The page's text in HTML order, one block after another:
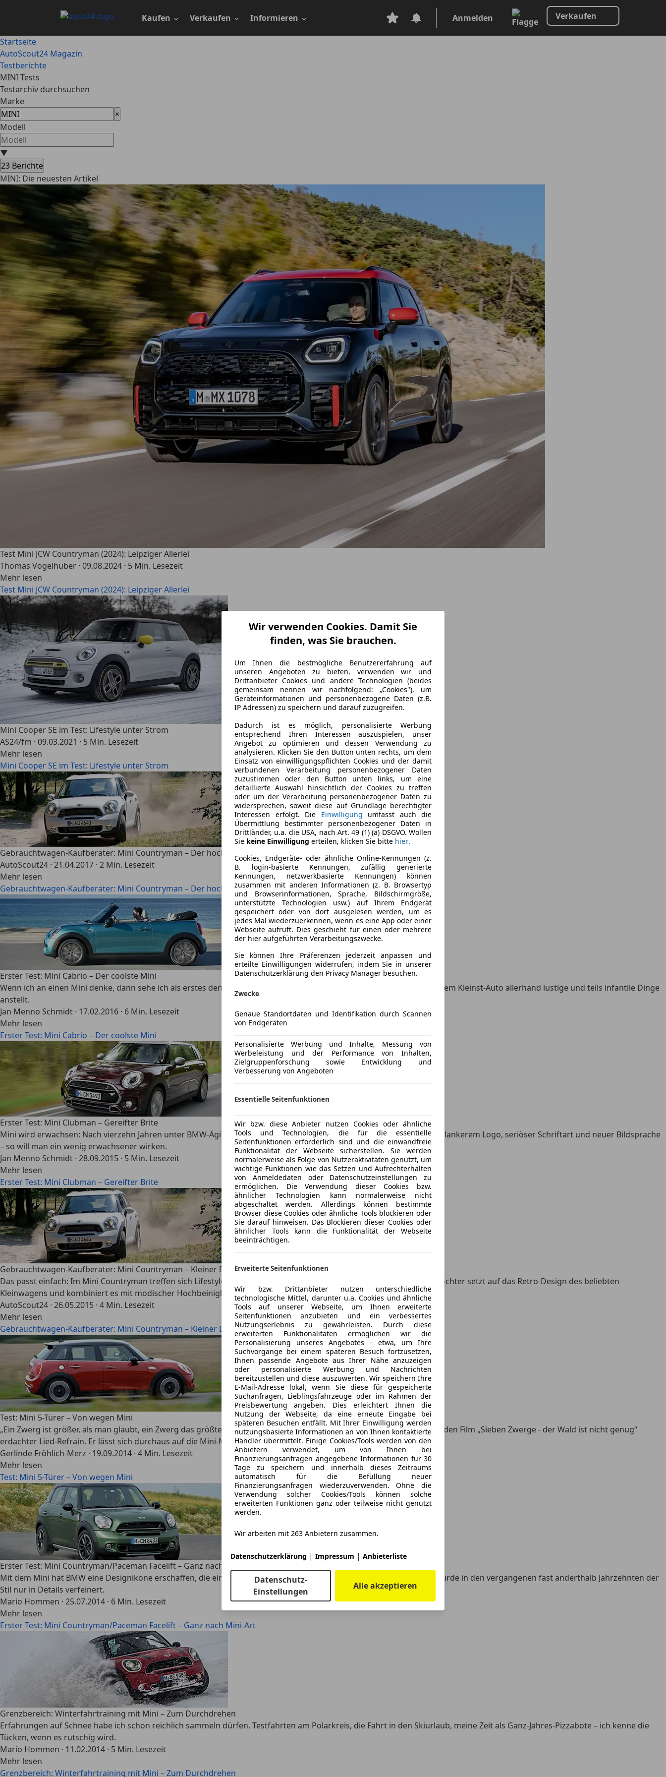
Kaufen Verkaufen Informieren Anmelden Verkaufen
Wir verwenden Cookies. Damit Sie
finden, was Sie brauchen.
Um Ihnen die bestmögliche Benutzererfahrung auf
unseren Angeboten zu bieten, verwenden wir und
Drittanbieter Cookies und andere Technologien (beides
gemeinsam nennen wir nachfolgend: „Cookies"), um
Geräteinformationen und personenbezogene Daten (z.B.
IP Adressen) zu speichern und darauf zuzugreifen.
Dadurch ist es möglich, personalisierte Werbung
entsprechend Ihren Interessen auszuspielen, unser
Angebot zu optimieren und dessen Verwendung zu
analysieren. Klicken Sie den Button unten rechts, um dem
Einsatz von einwilligungspflichten Cookies und der damit
verbundenen Verarbeitung personenbezogener Daten
zuzustimmen oder den Button unten links, um eine
detaillierte Auswahl hinsichtlich der Cookies zu treffen
oder um der Verarbeitung personenbezogener Daten zu
widersprechen, soweit diese auf Grundlage berechtigter
Interessen erfolgt. Die Einwilligung umfasst auch die
Übermittlung bestimmter personenbezogener Daten in
Drittländer, u.a. die USA, nach Art. 49 (1) (a) DSGVO. Wollen
Sie keine Einwilligung erteilen, klicken Sie bitte hier.
Cookies, Endgeräte- oder ähnliche Online-Kennungen (z.
B. login-basierte Kennungen, zufällig generierte
Kennungen, netzwerkbasierte Kennungen) können
zusammen mit anderen Informationen (z. B. Browsertyp
und Browserinformationen, Sprache, Bildschirmgröße,
unterstützte Technologien usw.) auf Ihrem Endgerät
gespeichert oder von dort ausgelesen werden, um es
jedes Mal wiederzuerkennen, wenn es eine App oder einer
Webseite aufruft. Dies geschieht für einen oder mehrere
der hier aufgeführten Verarbeitungszwecke.
Sie können Ihre Präferenzen jederzeit anpassen und
erteilte Einwilligungen widerrufen, indem Sie in unserer
Datenschutzerklärung den Privacy Manager besuchen.
Zwecke
Genaue Standortdaten und Identifikation durch Scannen
von Endgeräten
Personalisierte Werbung und Inhalte, Messung von
Werbeleistung und der Performance von Inhalten,
Zielgruppenforschung sowie Entwicklung und
Verbesserung von Angeboten
Essentielle Seitenfunktionen
Wir bzw. diese Anbieter nutzen Cookies oder ähnliche
Tools und Technologien, die für die essentielle
Seitenfunktionen erforderlich sind und die einwandfreie
Funktionalität der Webseite sicherstellen. Sie werden
normalerweise als Folge von Nutzeraktivitäten genutzt, um
wichtige Funktionen wie das Setzen und Aufrechterhalten
von Anmeldedaten oder Datenschutzeinstellungen zu
ermöglichen. Die Verwendung dieser Cookies bzw.
ähnlicher Technologien kann normalerweise nicht
abgeschaltet werden. Allerdings können bestimmte
Browser diese Cookies oder ähnliche Tools blockieren oder
Sie darauf hinweisen. Das Blockieren dieser Cookies oder
ähnlicher Tools kann die Funktionalität der Webseite
beeinträchtigen.
Erweiterte Seitenfunktionen
Wir bzw. Drittanbieter nutzen unterschiedliche
technologische Mittel, darunter u.a. Cookies und ähnliche
Tools auf unserer Webseite, um Ihnen erweiterte
Seitenfunktionen anzubieten und ein verbessertes
Nutzungserlebnis zu gewährleisten. Durch diese
erweiterten Funktionalitäten ermöglichen wir die
Personalisierung unseres Angebotes - etwa, um Ihre
Suchvorgänge bei einem späteren Besuch fortzusetzen,
Ihnen passende Angebote aus Ihrer Nähe anzuzeigen
oder personalisierte Werbung und Nachrichten
bereitzustellen und diese auszuwerten. Wir speichern Ihre
E-Mail-Adresse lokal, wenn Sie diese für gespeicherte
Suchanfragen, Lieblingsfahrzeuge oder im Rahmen der
Preisbewertung angeben. Dies erleichtert Ihnen die
Nutzung der Webseite, da eine erneute Eingabe bei
späteren Besuchen entfällt. Mit Ihrer Einwilligung werden
nutzungsbasierte Informationen an von Ihnen kontaktierte
Händler übermittelt. Einige Cookies/Tools werden von den
Anbietern verwendet, um von Ihnen bei
Finanzierungsanfragen angegebene Informationen für 30
Tage zu speichern und innerhalb dieses Zeitraums
automatisch für die Befüllung neuer
Finanzierungsanfragen wiederzuverwenden. Ohne die
Verwendung solcher Cookies/Tools können solche
erweiterten Funktionen ganz oder teilweise nicht genutzt
werden.
Wir arbeiten mit 263 Anbietern zusammen.
Datenschutzerklärung | Impressum | Anbieterliste
Datenschutz-
Einstellungen
Alle akzeptieren
Startseite
AutoScout24 Magazin
Testberichte
MINI Tests
Testarchiv durchsuchen
Marke
×
Modell
▼
23 Berichte
MINI: Die neuesten Artikel
Test Mini JCW Countryman (2024): Leipziger Allerlei
Thomas Vogelhuber · 09.08.2024 · 5 Min. Lesezeit
Mehr lesen
Test Mini JCW Countryman (2024): Leipziger Allerlei
Mini Cooper SE im Test: Lifestyle unter Strom
AS24/fm · 09.03.2021 · 5 Min. Lesezeit
Mehr lesen
Mini Cooper SE im Test: Lifestyle unter Strom
Gebrauchtwagen-Kaufberater: Mini Countryman – Der hochbeinige Mini
AutoScout24 · 21.04.2017 · 2 Min. Lesezeit
Mehr lesen
Gebrauchtwagen-Kaufberater: Mini Countryman – Der hochbeinige Mini
Erster Test: Mini Cabrio – Der coolste Mini
Wenn ich an einen Mini denke, dann sehe ich als erstes den bekloppten Mister Bean vor meinen Augen, wie er mit seinem Kleinst-Auto allerhand lustige und teils infantile Dinge
anstellt.
Jan Menno Schmidt · 17.02.2016 · 6 Min. Lesezeit
Mehr lesen
Erster Test: Mini Cabrio – Der coolste Mini
Erster Test: Mini Clubman – Gereifter Brite
Mini wird erwachsen: Nach vierzehn Jahren unter BMW-Ägide hat sich die Marke einen neuen Auftritt verpasst, mit schlankerem Logo, seriöser Schriftart und neuer Bildsprache
– so will man ein wenig erwachsener wirken.
Jan Menno Schmidt · 28.09.2015 · 5 Min. Lesezeit
Mehr lesen
Erster Test: Mini Clubman – Gereifter Brite
Gebrauchtwagen-Kaufberater: Mini Countryman – Kleiner Dickling
Das passt einfach: Im Mini Countryman treffen sich Lifestyle-Marke und Lifestyle-Fahrzeugklasse. Das SUV der BMW-Tochter setzt auf das Retro-Design des beliebten
Kleinwagens und kombiniert es mit modischer Hochbeinigkeit.
AutoScout24 · 26.05.2015 · 4 Min. Lesezeit
Mehr lesen
Gebrauchtwagen-Kaufberater: Mini Countryman – Kleiner Dickling
Test: Mini 5-Türer – Von wegen Mini
„Ein Zwerg ist größer, als man glaubt, ein Zwerg das größte überhaupt“ - lautet ein von Alt-Komiker Otto (Waalkes) für den Film „Sieben Zwerge - der Wald ist nicht genug“
erdachter Lied-Refrain. Er lässt sich durchaus auf die Mini-Marktstrategie übertragen.
Gerlinde Fröhlich-Merz · 19.09.2014 · 4 Min. Lesezeit
Mehr lesen
Test: Mini 5-Türer – Von wegen Mini
Erster Test: Mini Countryman/Paceman Facelift – Ganz nach Mini-Art
Mit dem Mini hat BMW eine Designikone erschaffen, die einige Nachahmer auf den Plan gerufen hat. Entsprechend wurde in den vergangenen fast anderthalb Jahrzehnten der
Stil nur in Details verfeinert.
Mario Hommen · 25.07.2014 · 6 Min. Lesezeit
Mehr lesen
Erster Test: Mini Countryman/Paceman Facelift – Ganz nach Mini-Art
Grenzbereich: Winterfahrtraining mit Mini – Zum Durchdrehen
Erfahrungen auf Schnee habe ich schon reichlich sammeln dürfen. Testfahrten am Polarkreis, die Fahrt in den Skiurlaub, meine Zeit als Ganz-Jahres-Pizzabote – ich kenne die
Tücken, wenn es rutschig wird.
Mario Hommen · 11.02.2014 · 5 Min. Lesezeit
Mehr lesen
Grenzbereich: Winterfahrtraining mit Mini – Zum Durchdrehen